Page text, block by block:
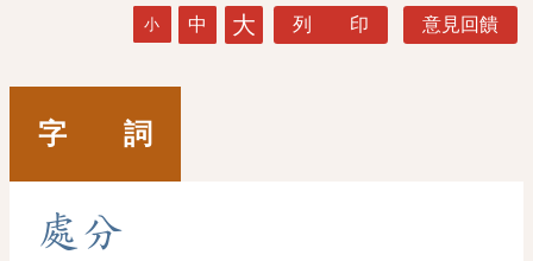
小 中 大 列 印 意見回饋
字 詞
處 分